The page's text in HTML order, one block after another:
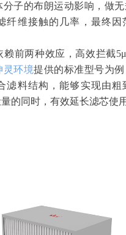
子的布朗运动影响，做无
纤维接触的几率，最终因
赖前两种效应，高效拦截
灵环境提供的标准型号为
滤料结构，能够实现由粗
的同时，有效延长滤芯使